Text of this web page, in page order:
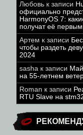
Любовь к записи
официально
HarmonyOS 7:
получат её
Артем к записи
чтобы раздеть
2024
sasha к записи
на 55-летнем
Roman к записи
RTU Slave на